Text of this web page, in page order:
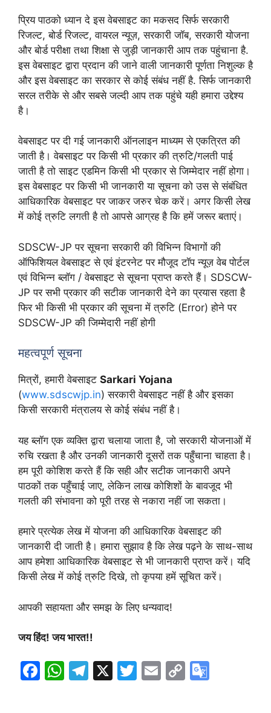
प्रिय पाठको ध्यान दे इस वेबसाइट का मकसद सिर्फ सरकारी
रिजल्ट, बोर्ड रिजल्ट, वायरल न्यूज़, सरकारी जॉब, सरकारी योजना
और बोर्ड परीक्षा तथा शिक्षा से जुड़ी जानकारी आप तक पहुंचाना है.
इस वेबसाइट द्वारा प्रदान की जाने वाली जानकारी पूर्णता निशुल्क है
और इस वेबसाइट का सरकार से कोई संबंध नहीं है. सिर्फ जानकारी
सरल तरीके से और सबसे जल्दी आप तक पहुंचे यही हमारा उद्देश्य
है।
वेबसाइट पर दी गई जानकारी ऑनलाइन माध्यम से एकत्रित की
जाती है। वेबसाइट पर किसी भी प्रकार की त्रुटि/गलती पाई
जाती है तो साइट एडमिन किसी भी प्रकार से जिम्मेदार नहीं होगा।
इस वेबसाइट पर किसी भी जानकारी या सूचना को उस से संबंधित
आधिकारिक वेबसाइट पर जाकर जरुर चेक करें। अगर किसी लेख
में कोई त्रुटि लगती है तो आपसे आग्रह है कि हमें जरूर बताएं।
SDSCW-JP पर सूचना सरकारी की विभिन्न विभागों की
ऑफिशियल वेबसाइट से एवं इंटरनेट पर मौजूद टॉप न्यूज़ वेब पोर्टल
एवं विभिन्न ब्लॉग / वेबसाइट से सूचना प्राप्त करते हैं। SDSCW-
JP पर सभी प्रकार की सटीक जानकारी देने का प्रयास रहता है
फिर भी किसी भी प्रकार की सूचना में त्रुटि (Error) होने पर
SDSCW-JP की जिम्मेदारी नहीं होगी
महत्वपूर्ण सूचना
मित्रों, हमारी वेबसाइट Sarkari Yojana
(www.sdscwjp.in) सरकारी वेबसाइट नहीं है और इसका
किसी सरकारी मंत्रालय से कोई संबंध नहीं है।
यह ब्लॉग एक व्यक्ति द्वारा चलाया जाता है, जो सरकारी योजनाओं में
रुचि रखता है और उनकी जानकारी दूसरों तक पहुँचाना चाहता है।
हम पूरी कोशिश करते हैं कि सही और सटीक जानकारी अपने
पाठकों तक पहुँचाई जाए, लेकिन लाख कोशिशों के बावजूद भी
गलती की संभावना को पूरी तरह से नकारा नहीं जा सकता।
हमारे प्रत्येक लेख में योजना की आधिकारिक वेबसाइट की
जानकारी दी जाती है। हमारा सुझाव है कि लेख पढ़ने के साथ-साथ
आप हमेशा आधिकारिक वेबसाइट से भी जानकारी प्राप्त करें। यदि
किसी लेख में कोई त्रुटि दिखे, तो कृपया हमें सूचित करें।
आपकी सहायता और समझ के लिए धन्यवाद!
जय हिंद! जय भारत!!
F
W T
X
T
E
C